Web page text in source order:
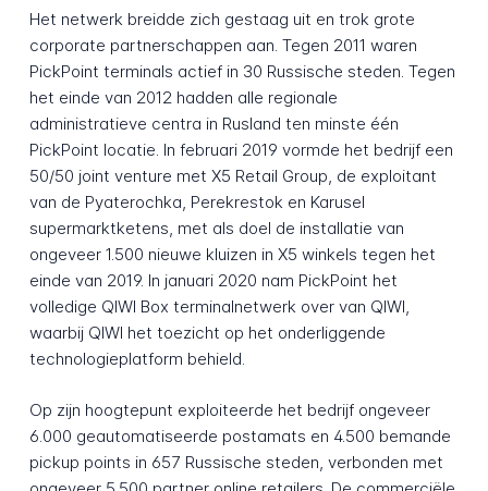
Het netwerk breidde zich gestaag uit en trok grote
corporate partnerschappen aan. Tegen 2011 waren
PickPoint terminals actief in 30 Russische steden. Tegen
het einde van 2012 hadden alle regionale
administratieve centra in Rusland ten minste één
PickPoint locatie. In februari 2019 vormde het bedrijf een
50/50 joint venture met X5 Retail Group, de exploitant
van de Pyaterochka, Perekrestok en Karusel
supermarktketens, met als doel de installatie van
ongeveer 1.500 nieuwe kluizen in X5 winkels tegen het
einde van 2019. In januari 2020 nam PickPoint het
volledige QIWI Box terminalnetwerk over van QIWI,
waarbij QIWI het toezicht op het onderliggende
technologieplatform behield.
Op zijn hoogtepunt exploiteerde het bedrijf ongeveer
6.000 geautomatiseerde postamats en 4.500 bemande
pickup points in 657 Russische steden, verbonden met